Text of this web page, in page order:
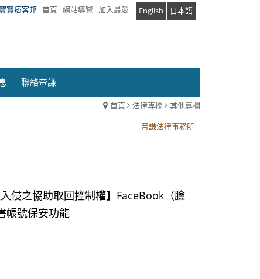
寶痞客邦 首頁 網站導覽 加入最愛 English 日本語
聯絡帝謙
首頁 法律專欄
其他專欄
帝謙法律事務所
侵之協助取回控制權】FaceBook（臉
帳號保安功能